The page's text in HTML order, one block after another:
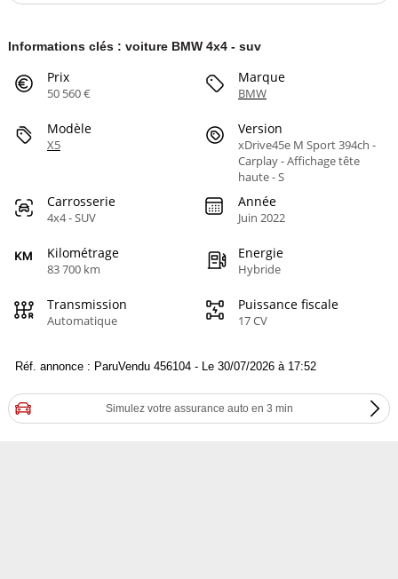
Informations clés : voiture BMW 4x4 - suv
Prix
50 560 €
Marque
BMW
Modèle
X5
Version
xDrive45e M Sport 394ch -
Carplay - Affichage tête
haute - S
Carrosserie
4x4 - SUV
Année
Juin 2022
Kilométrage
83 700 km
Energie
Hybride
Transmission
Automatique
Puissance fiscale
17 CV
Réf. annonce : ParuVendu 456104 - Le 30/07/2026 à 17:52
Simulez votre assurance auto en 3 min